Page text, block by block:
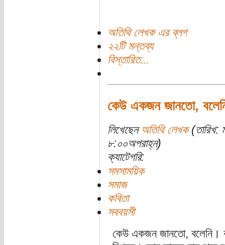
অতিথি লেখক এর ব্লগ
২২টি মন্তব্য
বিস্তারিত...
কেউ একজন জানতো,
লিখেছেন অতিথি লেখক(তারিখ:
৮:০০অপরাহ্ন)
ক্যাটেগরি:
সমসাময়িক
সমাজ
কবিতা
সববয়সী
কেউ একজন জানতো, বলেনি।